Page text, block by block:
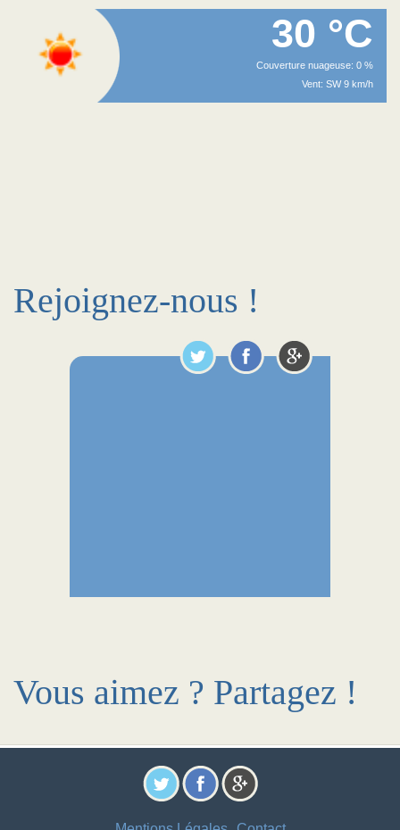
30 °C
Couverture nuageuse: 0 %
Vent: SW 9 km/h
Rejoignez-nous !
Vous aimez ? Partagez !